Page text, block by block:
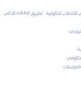
للخدمات الحكومية تطبيق mRAK الذكي